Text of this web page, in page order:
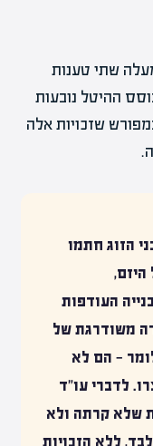
שתי טענות
ההיטל נובעות
שזכויות אלה
הזוג חתמו
העודפות
משודרגת של
— הם לא
לדברי עו"ד
שלא קרתה ולא
ללא הזכויות